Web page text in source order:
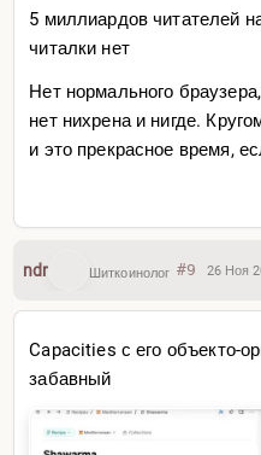
5 миллиардов читателей
читалки нет
Нет нормального
нет нихрена и нигде.
и это прекрасное время,
ndr Шиткоинолог #9 26 Ноя
Capacities с его объекто-
забавный